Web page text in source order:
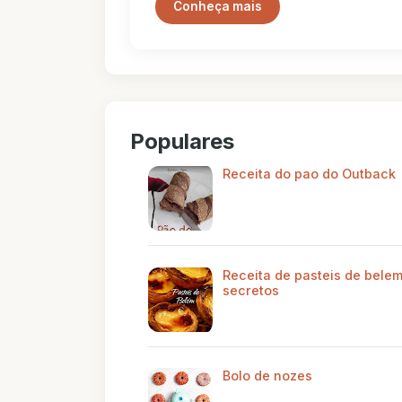
Conheça mais
Populares
Receita do pao do Outback
Receita de pasteis de
secretos
Bolo de nozes